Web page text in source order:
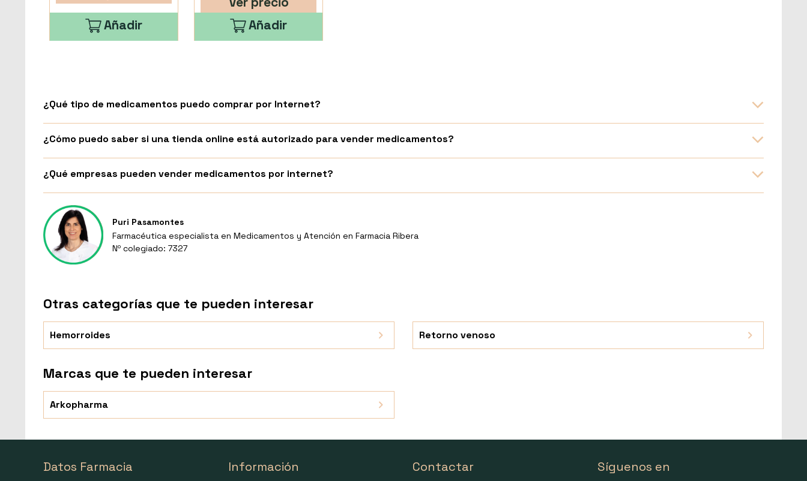
Añadir
Añadir
¿Qué tipo de medicamentos puedo comprar por Internet?
¿Cómo puedo saber si una tienda online está autorizado para vender medicamentos?
¿Qué empresas pueden vender medicamentos por internet?
Puri Pasamontes
Farmacéutica especialista en Medicamentos y Atención en Farmacia Ribera
Nº colegiado: 7327
Otras categorías que te pueden interesar
Hemorroides Retorno venoso
Marcas que te pueden interesar
Arkopharma
Datos Farmacia Información Contactar Síguenos en